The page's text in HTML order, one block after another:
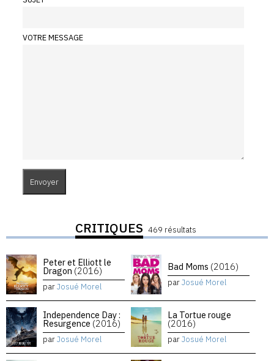
VOTRE MESSAGE
CRITIQUES 469 résultats
Peter et Elliott le
Dragon (2016)
parJosué Morel
Bad Moms (2016)
parJosué Morel
Independence Day :
Resurgence (2016)
parJosué Morel
La Tortue rouge
(2016)
parJosué Morel